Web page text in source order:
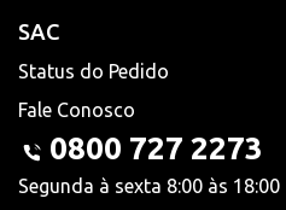
SAC
Status do Pedido
Fale Conosco
0800 727 2273
Segunda à sexta 8:00 às 18:00